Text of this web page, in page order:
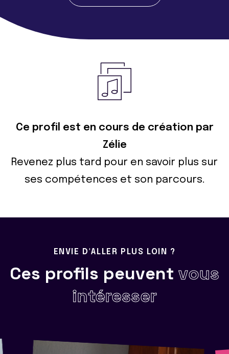
Ce profil est en cours de création par
Zélie
Revenez plus tard pour en savoir plus sur
ses compétences et son parcours.
ENVIE D'ALLER PLUS LOIN ?
Ces profils peuvent vous
intéresser